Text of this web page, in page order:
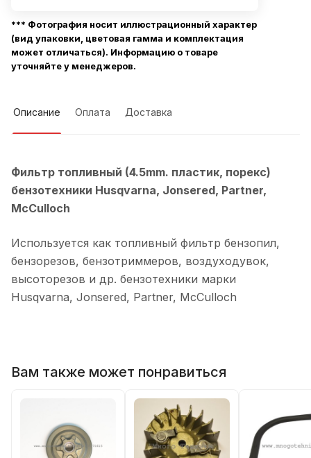
*** Фотография носит иллюстрационный характер
(вид упаковки, цветовая гамма и комплектация
может отличаться). Информацию о товаре
уточняйте у менеджеров.
Описание Оплата Доставка
Фильтр топливный (4.5mm. пластик, порекс)
бензотехники Husqvarna, Jonsered, Partner,
McCulloch
Используется как топливный фильтр бензопил,
бензорезов, бензотриммеров, воздуходувок,
высоторезов и др. бензотехники марки
Husqvarna, Jonsered, Partner, McCulloch
Вам также может понравиться